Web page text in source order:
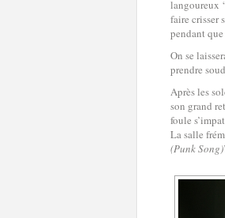
langoureux ‘
faire crisser
pendant
On se
prendre
Après les
son grand
foule
La salle
(Punk Song)